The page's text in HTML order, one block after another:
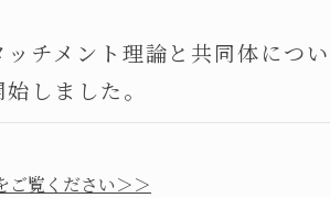
ッチメント理論と共同体につ
しました。
ご覧ください＞＞